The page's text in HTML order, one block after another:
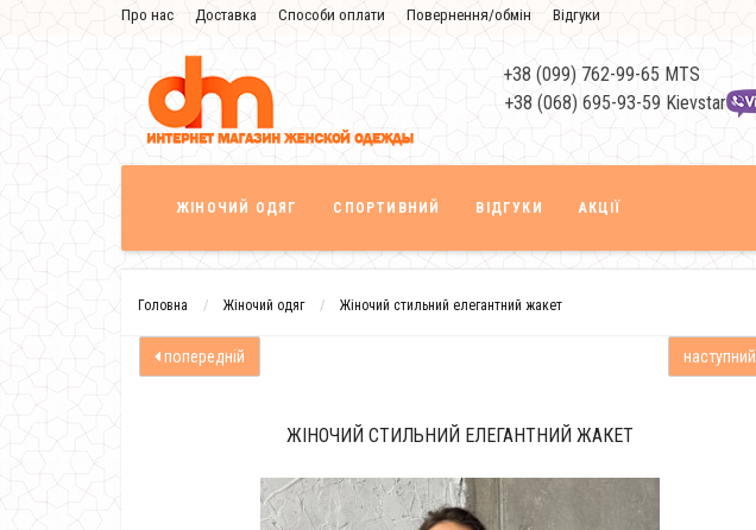
Про нас Доставка Способи оплати Повернення/обмін
Відгуки
Знижка
+38 (099) 762-99-65 MTS
+38 (068) 695-93-59 Kievstar
ЖІНОЧИЙ ОДЯГ СПОРТИВНИЙ ВІДГУКИ АКЦІЇ
Головна Жіночий одяг Жіночий стильний елегантний жакет
попередній наступний
ЖІНОЧИЙ СТИЛЬНИЙ ЕЛЕГАНТНИЙ ЖАКЕТ